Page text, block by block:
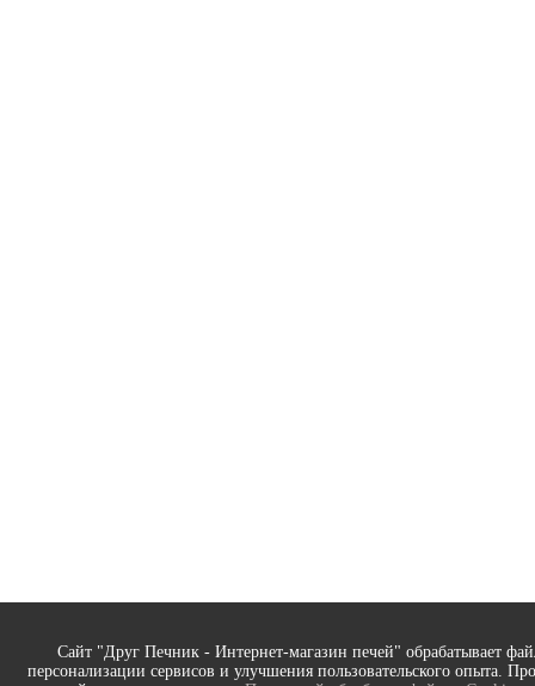
Сайт "Друг Печник - Интернет-магазин печей" обрабатывает
персонализации сервисов и улучшения пользовательского опыта.